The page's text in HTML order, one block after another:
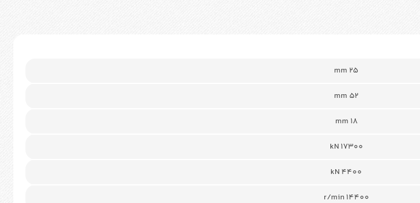
mm 25
mm 52
mm 18
kN 17300
kN 4400
r/min 14400